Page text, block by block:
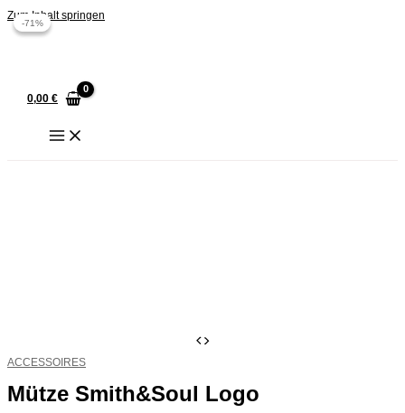
Zum Inhalt springen
0,00 €
ACCESSOIRES
Mütze Smith&Soul Logo
-71%
-71%